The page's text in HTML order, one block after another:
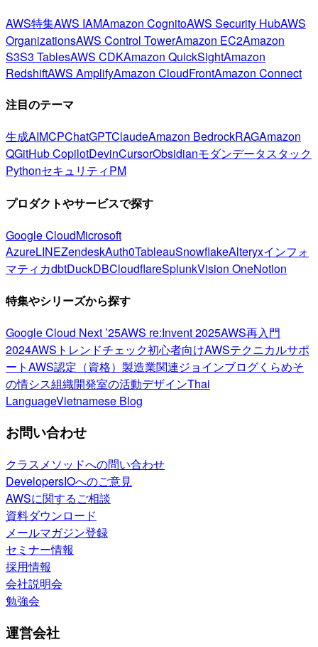
AWS特集AWS IAMAmazon CognitoAWS Security HubAWS
OrganizationsAWS Control TowerAmazon EC2Amazon
S3S3 TablesAWS CDKAmazon QuickSightAmazon
RedshiftAWS AmplifyAmazon CloudFrontAmazon Connect
注目のテーマ
生成AIMCPChatGPTClaudeAmazon BedrockRAGAmazon
QGitHub CopilotDevinCursorObsidianモダンデータスタック
PythonセキュリティPM
プロダクトやサービスで探す
Google CloudMicrosoft
AzureLINEZendeskAuth0TableauSnowflakeAlteryxインフォ
マティカdbtDuckDBCloudflareSplunkVision OneNotion
特集やシリーズから探す
Google Cloud Next ’25AWS re:Invent 2025AWS再入門
2024AWSトレンドチェック初心者向けAWSテクニカルサポ
ートAWS認定（資格） 製造業関連ジョインブログくらめそ
の情シス組織開発室の活動デザインThai
LanguageVietnamese Blog
お問い合わせ
クラスメソッドへの問い合わせ
DevelopersIOへのご意見
AWSに関するご相談
資料ダウンロード
メールマガジン登録
セミナー情報
採用情報
会社説明会
勉強会
運営会社